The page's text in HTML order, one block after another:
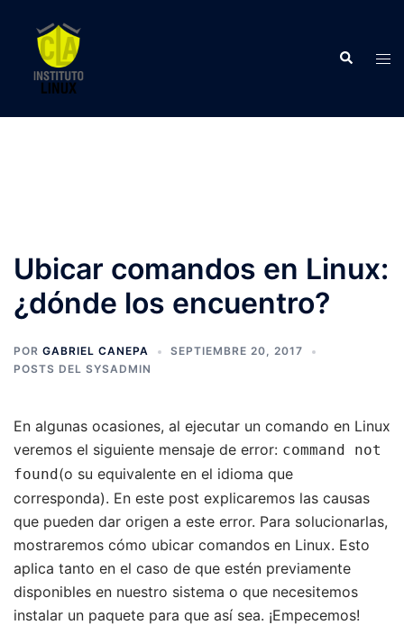
contenido
Buscar
Ubicar comandos en Linux:
¿dónde los encuentro?
POR GABRIEL CANEPA
SEPTIEMBRE 20, 2017
POSTS DEL SYSADMIN
En algunas ocasiones, al ejecutar un comando en Linux
veremos el siguiente mensaje de error: command not
found(o su equivalente en el idioma que
corresponda). En este post explicaremos las causas
que pueden dar origen a este error. Para solucionarlas,
mostraremos cómo ubicar comandos en Linux. Esto
aplica tanto en el caso de que estén previamente
disponibles en nuestro sistema o que necesitemos
instalar un paquete para que así sea. ¡Empecemos!